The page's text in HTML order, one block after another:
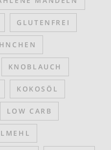
GLUTENFREI
KNOBLAUCH
KOKOSÖL
LOW CARB